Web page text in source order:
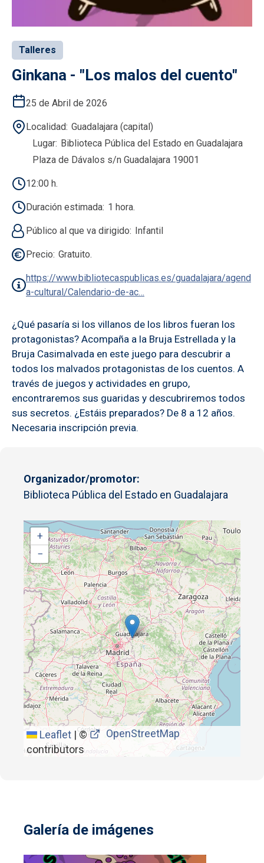
Talleres
Ginkana - "Los malos del cuento"
25 de Abril de 2026
Localidad Guadalajara (capital)
Lugar Biblioteca Pública del Estado en Guadalajara
Plaza de Dávalos s/n Guadalajara 19001
12:00 h.
Duración estimada 1 hora.
Público al que va dirigido Infantil
Precio Gratuito.
https://www.bibliotecaspublicas.es/guadalajara/agend
a-cultural/Calendario-de-ac…
¿Qué pasaría si los villanos de los libros fueran los
protagonistas? Acompaña a la Bruja Estrellada y la
Bruja Casimalvada en este juego para descubrir a
todos los malvados protagonistas de los cuentos. A
través de juegos y actividades en grupo,
encontraremos sus guaridas y descubriremos todos
sus secretos. ¿Estáis preparados? De 8 a 12 años.
Necesaria inscripción previa.
Organizador/promotor
Biblioteca Pública del Estado en Guadalajara
+
−
Leaflet |©
OpenStreetMap
contributors
Galería de imágenes